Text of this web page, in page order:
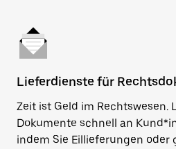
Lieferdienste für
Zeit ist Geld im Rechtswesen.
Dokumente schnell an
indem Sie Eillieferungen oder